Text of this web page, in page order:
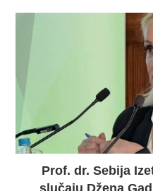
Prof. dr. Sebija